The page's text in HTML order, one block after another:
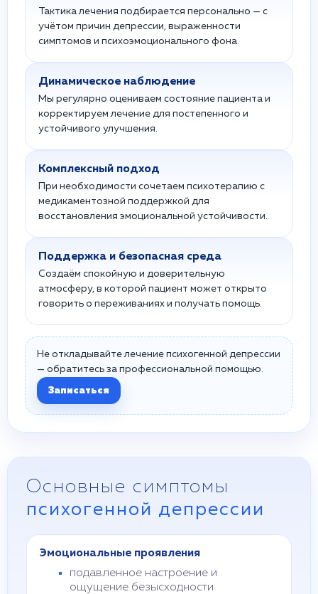
Тактика лечения подбирается персонально — с
учётом причин депрессии, выраженности
симптомов и психоэмоционального фона.
Динамическое наблюдение
Мы регулярно оцениваем состояние пациента и
корректируем лечение для постепенного и
устойчивого улучшения.
Комплексный подход
При необходимости сочетаем психотерапию с
медикаментозной поддержкой для
восстановления эмоциональной устойчивости.
Поддержка и безопасная среда
Создаём спокойную и доверительную
атмосферу, в которой пациент может открыто
говорить о переживаниях и получать помощь.
Не откладывайте лечение психогенной депрессии
— обратитесь за профессиональной помощью.
Записаться
Основные симптомы
психогенной депрессии
Эмоциональные проявления
подавленное настроение и
ощущение безысходности